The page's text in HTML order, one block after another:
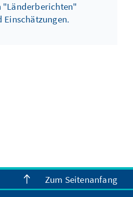
"Länderberichten"
Zum Seitenanfang